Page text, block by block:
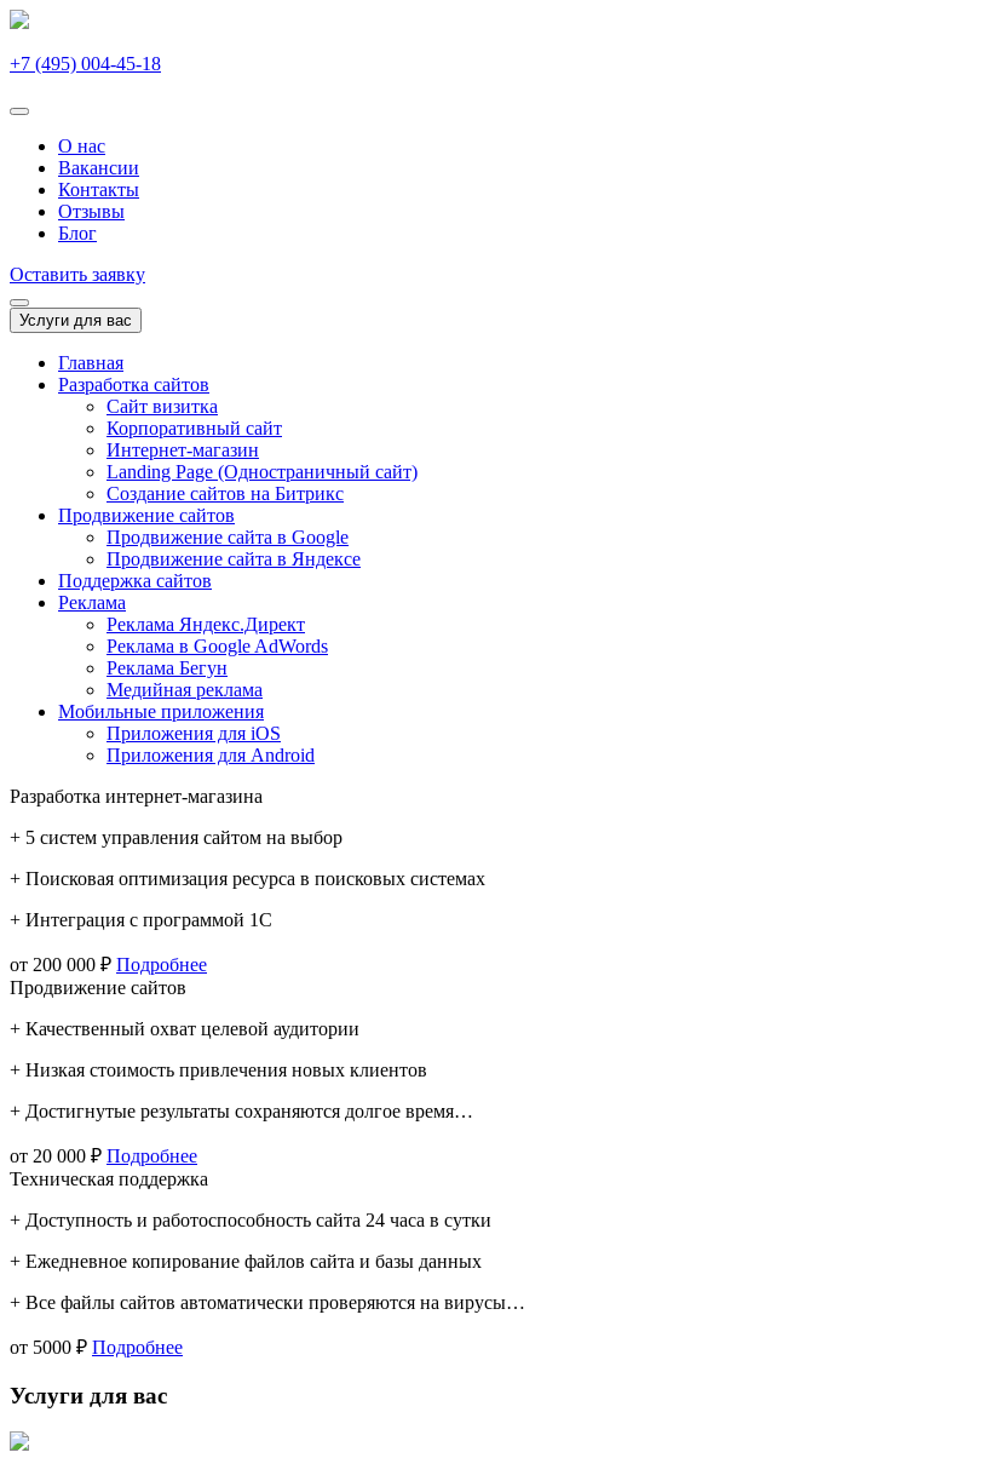
+7 (495) 004-45-18
О нас
Вакансии
Контакты
Отзывы
Блог
Оставить заявку
Услуги для вас
Главная
Разработка сайтов
Сайт визитка
Корпоративный сайт
Интернет-магазин
Landing Page (Одностраничный сайт)
Создание сайтов на Битрикс
Продвижение сайтов
Продвижение сайта в Google
Продвижение сайта в Яндексе
Поддержка сайтов
Реклама
Реклама Яндекс.Директ
Реклама в Google AdWords
Реклама Бегун
Медийная реклама
Мобильные приложения
Приложения для iOS
Приложения для Android
Разработка интернет-магазина
+ 5 систем управления сайтом на выбор
+ Поисковая оптимизация ресурса в поисковых системах
+ Интеграция с программой 1С
от 200 000 ₽ Подробнее
Продвижение сайтов
+ Качественный охват целевой аудитории
+ Низкая стоимость привлечения новых клиентов
+ Достигнутые результаты сохраняются долгое время…
от 20 000 ₽ Подробнее
Техническая поддержка
+ Доступность и работоспособность сайта 24 часа в сутки
+ Ежедневное копирование файлов сайта и базы данных
+ Все файлы сайтов автоматически проверяются на вирусы…
от 5000 ₽ Подробнее
Услуги для вас